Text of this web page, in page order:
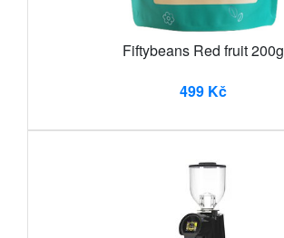
Fiftybeans Red fruit 200g
499 Kč